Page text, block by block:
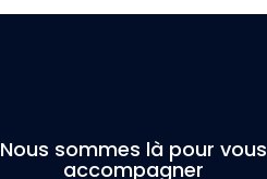
Nous sommes là pour vous
accompagner